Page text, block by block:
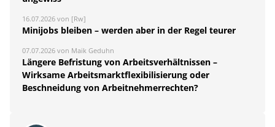
16.07.2026 von [Rw]
Minijobs bleiben – werden aber in der Regel teurer
07.07.2026 von Maik Geduhn
Längere Befristung von Arbeitsverhältnissen –
Wirksame Arbeitsmarktflexibilisierung oder
Beschneidung von Arbeitnehmerrechten?